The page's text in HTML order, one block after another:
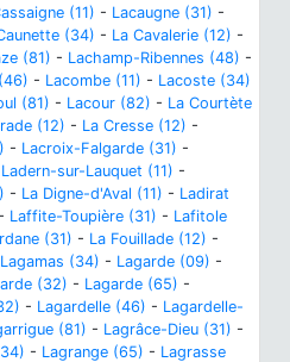
(11) - Lacaugne (31) -
(34) - La Cavalerie (12) -
(81) - Lachamp-Ribennes (48) -
- Lacombe (11) - Lacoste (34)
(81) - Lacour (82) - La Courtète
(12) - La Cresse (12) -
- Lacroix-Falgarde (31) -
Ladern-sur-Lauquet (11) -
- La Digne-d'Aval (11) - Ladirat
- Laffite-Toupière (31) - Lafitole
(31) - La Fouillade (12) -
Lagamas (34) - Lagarde (09) -
(32) - Lagarde (65) -
- Lagardelle (46) - Lagardelle-
(81) - Lagrâce-Dieu (31) -
- Lagrange (65) - Lagrasse